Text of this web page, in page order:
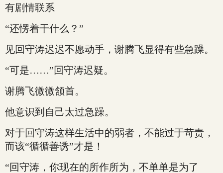
有剧情联系
“还愣着干什么？”
见回守涛迟迟不愿动手，谢腾飞显得有些急躁。
“可是……”回守涛迟疑。
谢腾飞微微颔首。
他意识到自己太过急躁。
对于回守涛这样生活中的弱者，不能过于苛责，
而该“循循善诱”才是！
“回守涛，你现在的所作所为，不单单是为了